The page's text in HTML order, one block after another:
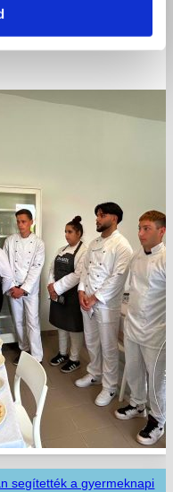
segítették a gyermeknapi